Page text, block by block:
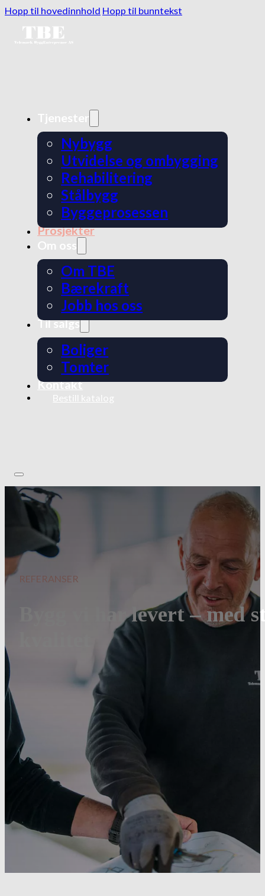
Hopp til hovedinnhold Hopp til bunntekst
Tjenester
Nybygg
Utvidelse og ombygging
Rehabilitering
Stålbygg
Byggeprosessen
Prosjekter
Om oss
Om TBE
Bærekraft
Jobb hos oss
Til salgs
Boliger
Tomter
Kontakt
Bestill katalog
REFERANSER
Bygg vi har levert – med